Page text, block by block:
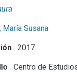
María Susana
2017
Centro de